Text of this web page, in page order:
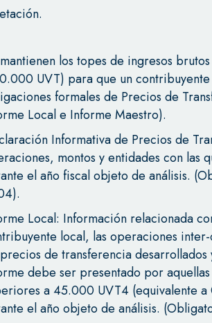
los topes de ingresos
UVT) para que un
formales de Precios de
Local e Informe Maestro).
Informativa de Precios de
montos y entidades con las
el año fiscal objeto de análisis.
Local: Información relacionada
local, las operaciones
de transferencia desarrollados
debe ser presentado por
a 45.000 UVT4 (equivalente
el año objeto de análisis.